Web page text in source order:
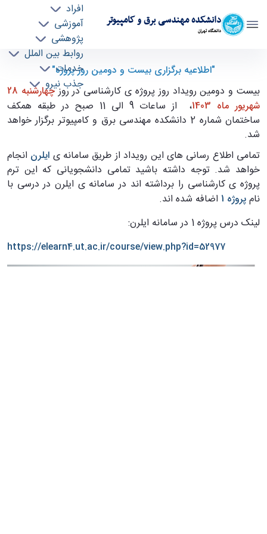
دانشکده مهندسی برق و کامپیوتر
دانشگاه تهران
افراد
آموزشی
پژوهشی
روابط بین الملل
خدمات
جذب نیرو
اطلاعیه برگزاری بیست و دومین دوره رویداد روز
پروژه - ece- دانشکده مهندسی برق و کامپیوتر
"اطلاعیه برگزاری بیست و دومین روز پروژه"
بیست و دومین رویداد روز پروژه ی کارشناسی در روز
چهارشنبه 28
شهریور ماه 1403
، از ساعات 9 الی 11 صبح در طبقه همکف
ساختمان شماره 2 دانشکده مهندسی برق و کامپیوتر برگزار خواهد
شد.
تمامی اطلاع رسانی های این رویداد از طریق سامانه ی ایلرن انجام
خواهد شد. توجه داشته باشید تمامی دانشجویانی که این ترم
پروژه ی کارشناسی را برداشته اند در سامانه ی ایلرن در درسی با
نام پروژه 1
اضافه شده اند.
لینک درس پروژه 1 در سامانه ایلرن:
https://elearn4.ut.ac.ir/course/view.php?id=52977